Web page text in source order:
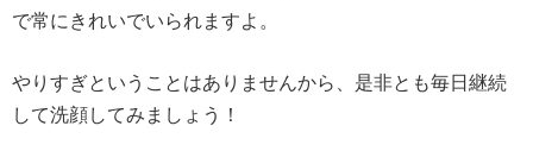
で常にきれいでいられますよ。
やりすぎということはありませんから、是非とも毎日継続
して洗顔してみましょう！